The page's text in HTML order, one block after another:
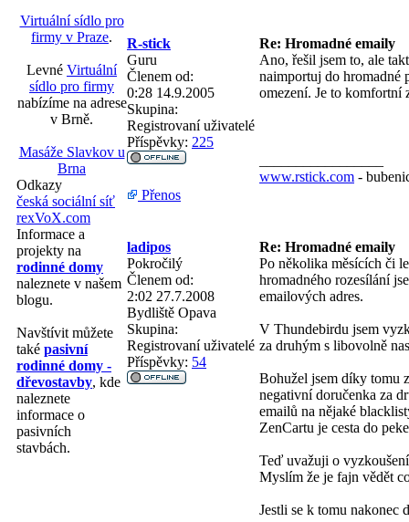
Virtuální sídlo pro
firmy v Praze.
Levné Virtuální
sídlo pro firmy
nabízíme na adrese
v Brně.
Masáže Slavkov u
Brna
Odkazy
česká sociální síť
rexVoX.com
Informace a
projekty na
rodinné domy
naleznete v našem
blogu.
Navštívit můžete
také pasivní
rodinné domy -
dřevostavby, kde
naleznete
informace o
pasivních
stavbách.
R-stick
Re: Hromadné emaily
Guru
Členem od:
0:28 14.9.2005
Skupina:
Registrovaní uživatelé
Příspěvky: 225
Ano, řešil jsem to, ale
naimportuj do hromadné
omezení. Je to komfortní
www.rstick.com -
Přenos
ladipos
Re: Hromadné emaily
Pokročilý
Členem od:
2:02 27.7.2008
Bydliště Opava
Skupina:
Registrovaní uživatelé
Příspěvky: 54
Po několika měsících či
hromadného rozesílání
emailových adres.
V Thundebirdu jsem
za druhým s libovolně
Bohužel jsem díky tomu
negativní doručenka za
emailů na nějaké
ZenCartu je cesta do
Teď uvažuji o
Myslím že je fajn vědět
Jestli se k tomu nakonec